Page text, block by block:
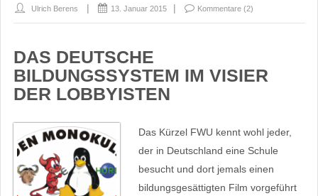
Ulrich Berens 13. Januar 2015 Kommentare (2)
DAS DEUTSCHE
BILDUNGSSYSTEM IM VISIER
DER LOBBYISTEN
Das Kürzel FWU kennt wohl jeder,
der in Deutschland eine Schule
besucht und dort jemals einen
bildungsgesättigten Film vorgeführt